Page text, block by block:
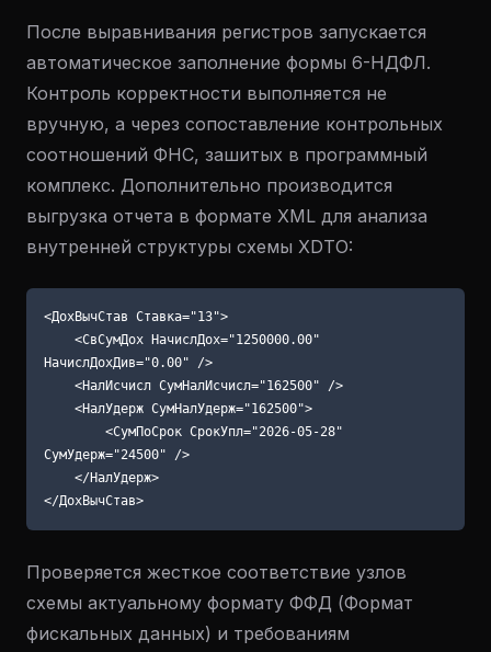
После выравнивания регистров запускается
автоматическое заполнение формы 6-НДФЛ.
Контроль корректности выполняется не
вручную, а через сопоставление контрольных
соотношений ФНС, зашитых в программный
комплекс. Дополнительно производится
выгрузка отчета в формате XML для анализа
внутренней структуры схемы XDTO:
<ДохВычСтав Ставка="13">
НачислДохДив="0.00" />
СумУдерж="24500" />
Проверяется жесткое соответствие узлов
схемы актуальному формату ФФД (Формат
фискальных данных) и требованиям